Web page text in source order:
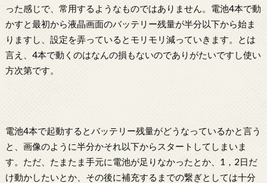
った感じで、常用するようなものではありません。電池4本で動
かすと最初から液晶画面のバッテリー残量が半分以下から始ま
りますし、設定を弄っているとモリモリ減っていきます。とは
言え、4本で動くのはなんの損もないのでありがたいですし使い
方次第です。
電池4本で起動するとバッテリー残量がどうなっているかと言う
と、画像のように半分かそれ以下からスタートしてしまいま
す。ただ、たまたま手元に電池が足りなかったとか、1，2日だ
け動かしたいとか、その後に補充するまでの繋ぎとしては十分